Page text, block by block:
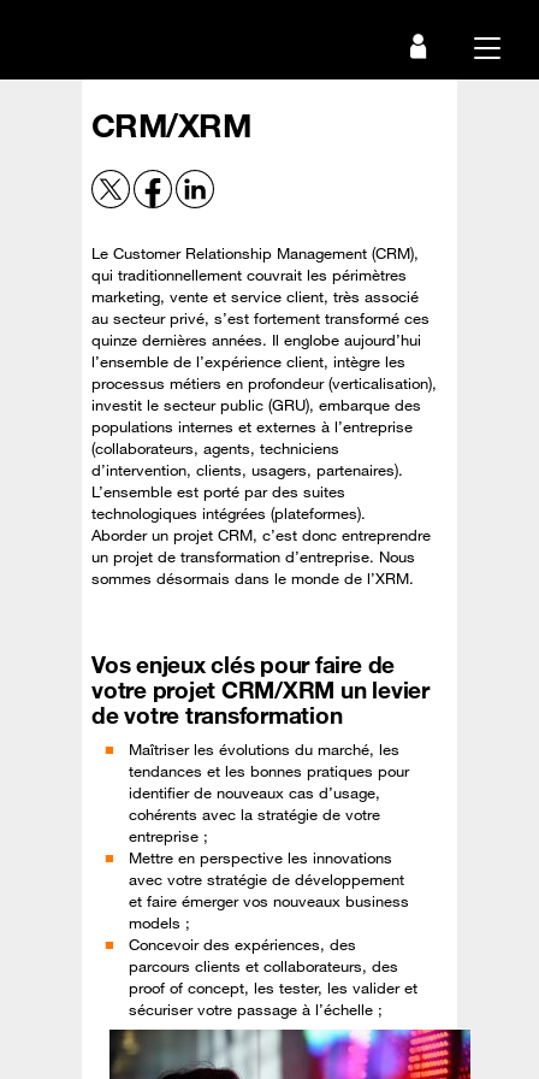
Menu
CRM/XRM
Le Customer Relationship Management (CRM),
qui traditionnellement couvrait les périmètres
marketing, vente et service client, très associé
au secteur privé, s’est fortement transformé ces
quinze dernières années. Il englobe aujourd’hui
l’ensemble de l’expérience client, intègre les
processus métiers en profondeur (verticalisation),
investit le secteur public (GRU), embarque des
populations internes et externes à l’entreprise
(collaborateurs, agents, techniciens
d’intervention, clients, usagers, partenaires).
L’ensemble est porté par des suites
technologiques intégrées (plateformes).
Aborder un projet CRM, c’est donc entreprendre
un projet de transformation d’entreprise. Nous
sommes désormais dans le monde de l’XRM.
Vos enjeux clés pour faire de
votre projet CRM/XRM un levier
de votre transformation
Maîtriser les évolutions du marché, les
tendances et les bonnes pratiques pour
identifier de nouveaux cas d’usage,
cohérents avec la stratégie de votre
entreprise ;
Mettre en perspective les innovations
avec votre stratégie de développement
et faire émerger vos nouveaux business
models ;
Concevoir des expériences, des
parcours clients et collaborateurs, des
proof of concept, les tester, les valider et
sécuriser votre passage à l’échelle ;